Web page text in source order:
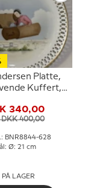
Platte,
Kuffert,
340,00
400,00
BNR8844-628
Ø: 21 cm
PÅ LAGER